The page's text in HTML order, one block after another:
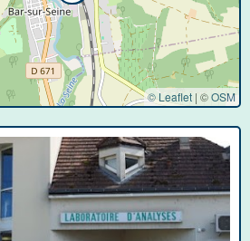
© Leaflet | ©OSM